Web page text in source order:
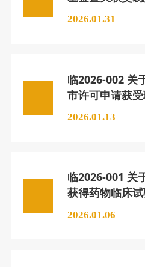
告
2026.01.31
临2026-002 关
市许可申请获
性公告
2026.01.13
临2026-001 关
获得药物临床
书的公告
2026.01.06